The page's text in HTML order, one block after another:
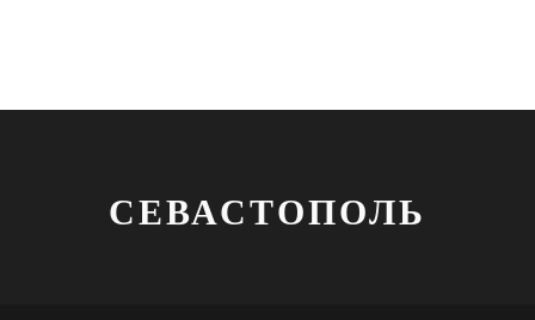
СЕВАСТОПОЛЬ